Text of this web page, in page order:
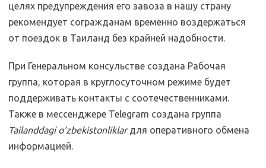
целях предупреждения его завоза в нашу страну
рекомендует согражданам временно воздержаться
от поездок в Таиланд без крайней надобности.
При Генеральном консульстве создана Рабочая
группа, которая в круглосуточном режиме будет
поддерживать контакты с соотечественниками.
Также в мессенджере Telegram создана группа
Tailanddagi o‘zbekistonliklarдля оперативного обмена
информацией.